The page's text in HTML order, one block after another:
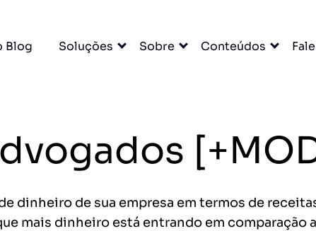
Blog Soluções Sobre Conteúdos
dinheiro de sua empresa em termos de
mais dinheiro está entrando em comparação